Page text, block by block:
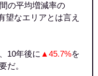
の平均増減率の
望なエリアとは言え
10年後に▲45.7%を
だ。